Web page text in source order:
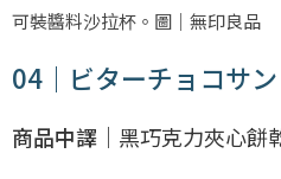
可裝醬料沙拉杯。圖｜無印良品
04｜ビターチョコサ
商品中譯｜ 黑巧克力夾心餅